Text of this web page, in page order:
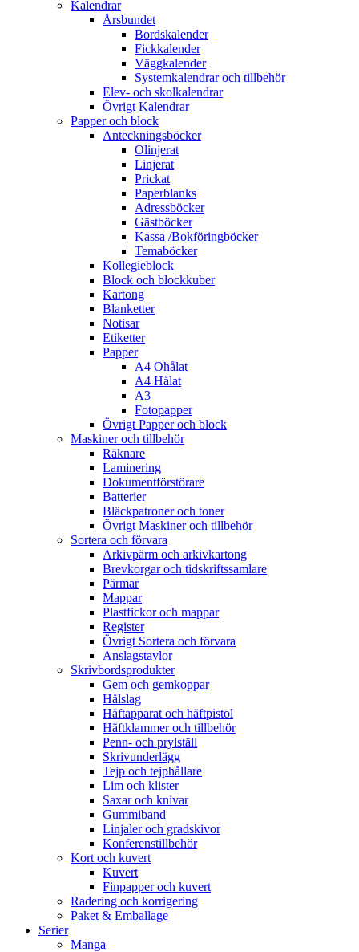
Kalendrar
Årsbundet
Bordskalender
Fickkalender
Väggkalender
Systemkalendrar och tillbehör
Elev- och skolkalendrar
Övrigt Kalendrar
Papper och block
Anteckningsböcker
Olinjerat
Linjerat
Prickat
Paperblanks
Adressböcker
Gästböcker
Kassa /Bokföringböcker
Temaböcker
Kollegieblock
Block och blockkuber
Kartong
Blanketter
Notisar
Etiketter
Papper
A4 Ohålat
A4 Hålat
A3
Fotopapper
Övrigt Papper och block
Maskiner och tillbehör
Räknare
Laminering
Dokumentförstörare
Batterier
Bläckpatroner och toner
Övrigt Maskiner och tillbehör
Sortera och förvara
Arkivpärm och arkivkartong
Brevkorgar och tidskriftssamlare
Pärmar
Mappar
Plastfickor och mappar
Register
Övrigt Sortera och förvara
Anslagstavlor
Skrivbordsprodukter
Gem och gemkoppar
Hålslag
Häftapparat och häftpistol
Häftklammer och tillbehör
Penn- och prylställ
Skrivunderlägg
Tejp och tejphållare
Lim och klister
Saxar och knivar
Gummiband
Linjaler och gradskivor
Konferenstillbehör
Kort och kuvert
Kuvert
Finpapper och kuvert
Radering och korrigering
Paket & Emballage
Serier
Manga